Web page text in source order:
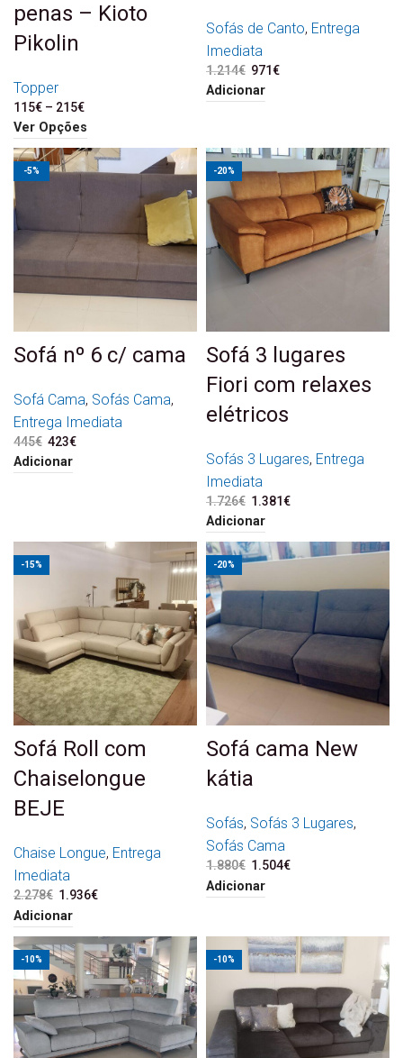
penas – Kioto
Pikolin
Topper
115€ – 215€
through 215€
Ver Opções
Sofás de Canto, Entrega
Imediata
1.214€ O preço original era:
1.214€.
971€
Adicionar
-5%
Sofá nº 6 c/ cama
Sofá Cama, Sofás Cama,
Entrega Imediata
445€ O preço original era:
445€.
423€
Adicionar
-20%
Sofá 3 lugares
Fiori com relaxes
elétricos
Sofás 3 Lugares, Entrega
Imediata
1.726€ O preço original era:
1.726€.
1.381€
Adicionar
-15%
Sofá Roll com
Chaiselongue
BEJE
Chaise Longue, Entrega
Imediata
2.278€ O preço original era:
2.278€.
1.936€
Adicionar
-20%
Sofá cama New
kátia
Sofás, Sofás 3 Lugares,
Sofás Cama
1.880€ O preço original era:
1.880€.
1.504€
Adicionar
-10% -10%